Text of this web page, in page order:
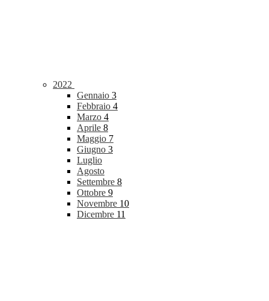
2022
Gennaio 3
Febbraio 4
Marzo 4
Aprile 8
Maggio 7
Giugno 3
Luglio
Agosto
Settembre 8
Ottobre 9
Novembre 10
Dicembre 11